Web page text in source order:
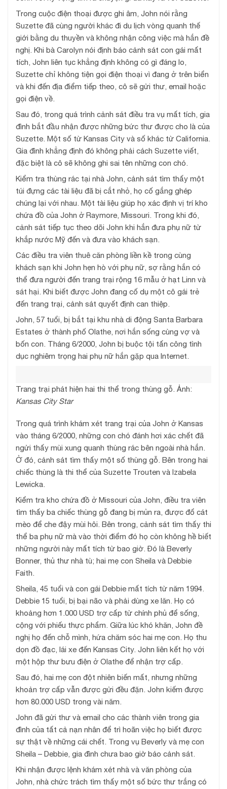
Trong cuộc điện thoại được ghi âm, John nói rằng
Suzette đã cùng người khác đi du lịch vòng quanh thế
giới bằng du thuyền và không nhận công việc mà hắn đề
nghị. Khi bà Carolyn nói định báo cảnh sát con gái mất
tích, John liên tục khẳng định không có gì đáng lo,
Suzette chỉ không tiện gọi điện thoại vì đang ở trên biển
và khi đến địa điểm tiếp theo, cô sẽ gửi thư, email hoặc
gọi điện về.
Sau đó, trong quá trình cảnh sát điều tra vụ mất tích, gia
đình bắt đầu nhận được những bức thư được cho là của
Suzette. Một số từ Kansas City và số khác từ California.
Gia đình khẳng định đó không phải cách Suzette viết,
đặc biệt là cô sẽ không ghi sai tên những con chó.
Kiểm tra thùng rác tại nhà John, cảnh sát tìm thấy một
túi đựng các tài liệu đã bị cắt nhỏ, họ cố gắng ghép
chúng lại với nhau. Một tài liệu giúp họ xác định vị trí kho
chứa đồ của John ở Raymore, Missouri. Trong khi đó,
cảnh sát tiếp tục theo dõi John khi hắn đưa phụ nữ từ
khắp nước Mỹ đến và đưa vào khách sạn.
Các điều tra viên thuê căn phòng liền kề trong cùng
khách sạn khi John hẹn hò với phụ nữ, sợ rằng hắn có
thể đưa người đến trang trại rộng 16 mẫu ở hạt Linn và
sát hại. Khi biết được John đang cố dụ một cô gái trẻ
đến trang trại, cảnh sát quyết định can thiệp.
John, 57 tuổi, bị bắt tại khu nhà di động Santa Barbara
Estates ở thành phố Olathe, nơi hắn sống cùng vợ và
bốn con. Tháng 6/2000, John bị buộc tội tấn công tình
dục nghiêm trọng hai phụ nữ hắn gặp qua Internet.
Trang trại phát hiện hai thi thể trong thùng gỗ. Ảnh:
Kansas City Star
Trong quá trình khám xét trang trại của John ở Kansas
vào tháng 6/2000, những con chó đánh hơi xác chết đã
ngửi thấy mùi xung quanh thùng rác bên ngoài nhà hắn.
Ở đó, cảnh sát tìm thấy một số thùng gỗ. Bên trong hai
chiếc thùng là thi thể của Suzette Trouten và Izabela
Lewicka.
Kiểm tra kho chứa đồ ở Missouri của John, điều tra viên
tìm thấy ba chiếc thùng gỗ đang bị mủn ra, được đổ cát
mèo để che đậy mùi hôi. Bên trong, cảnh sát tìm thấy thi
thể ba phụ nữ mà vào thời điểm đó họ còn không hề biết
những người này mất tích từ bao giờ. Đó là Beverly
Bonner, thủ thư nhà tù; hai mẹ con Sheila và Debbie
Faith.
Sheila, 45 tuổi và con gái Debbie mất tích từ năm 1994.
Debbie 15 tuổi, bị bại não và phải dùng xe lăn. Họ có
khoảng hơn 1.000 USD trợ cấp từ chính phủ để sống,
cộng với phiếu thực phẩm. Giữa lúc khó khăn, John đề
nghị họ đến chỗ mình, hứa chăm sóc hai mẹ con. Họ thu
dọn đồ đạc, lái xe đến Kansas City. John liên kết họ với
một hộp thư bưu điện ở Olathe để nhận trợ cấp.
Sau đó, hai mẹ con đột nhiên biến mất, nhưng những
khoản trợ cấp vẫn được gửi đều đặn. John kiếm được
hơn 80.000 USD trong vài năm.
John đã gửi thư và email cho các thành viên trong gia
đình của tất cả nạn nhân để trì hoãn việc họ biết được
sự thật về những cái chết. Trong vụ Beverly và mẹ con
Sheila – Debbie, gia đình chưa bao giờ báo cảnh sát.
Khi nhận được lệnh khám xét nhà và văn phòng của
John, nhà chức trách tìm thấy một số bức thư trắng có